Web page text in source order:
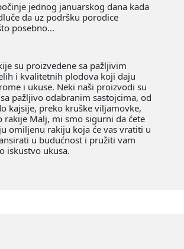
jednog januarskog dana kada
da uz podršku porodice
posebno...
su proizvedene sa pažljivim
i kvalitetnih plodova koji daju
i ukuse. Neki naši proizvodi su
pažljivo odabranim sastojcima, od
kajsije, preko kruške viljamovke,
rakije Malj, mi smo sigurni da ćete
omiljenu rakiju koja će vas vratiti u
u budućnost i pružiti vam
iskustvo ukusa.